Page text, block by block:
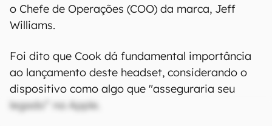
o Chefe de Operações (COO) da marca, Jeff
Williams.
Foi dito que Cook dá fundamental importância
ao lançamento deste headset, considerando o
dispositivo como algo que "asseguraria seu
legado” na Apple.